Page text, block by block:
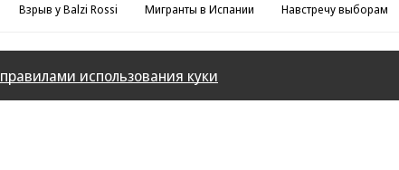
Взрыв у Balzi Rossi Мигранты в Испании Навстречу выборам
правилами использования куки